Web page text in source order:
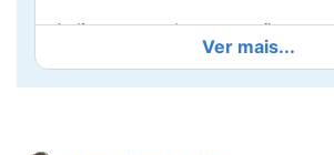
Aplique o produto nas mãos e
rosto, massageando
seguida. Pode ser usado
Ver mais...